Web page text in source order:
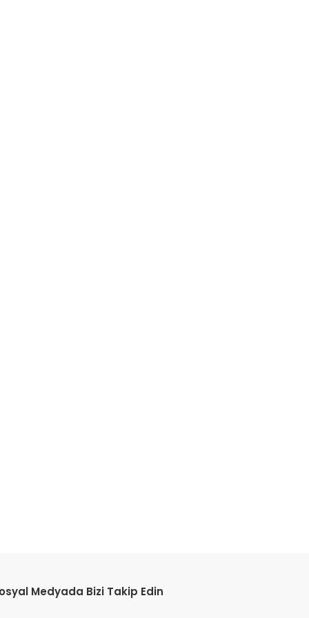
Medyada Bizi Takip Edin